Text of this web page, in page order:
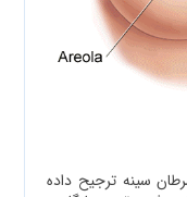
سینه ترجیح داده